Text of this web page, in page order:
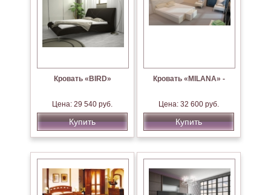
Кровать «BIRD»
Цена: 29 540 руб.
Купить
Кровать «MILANA» -
Цена: 32 600 руб.
Купить